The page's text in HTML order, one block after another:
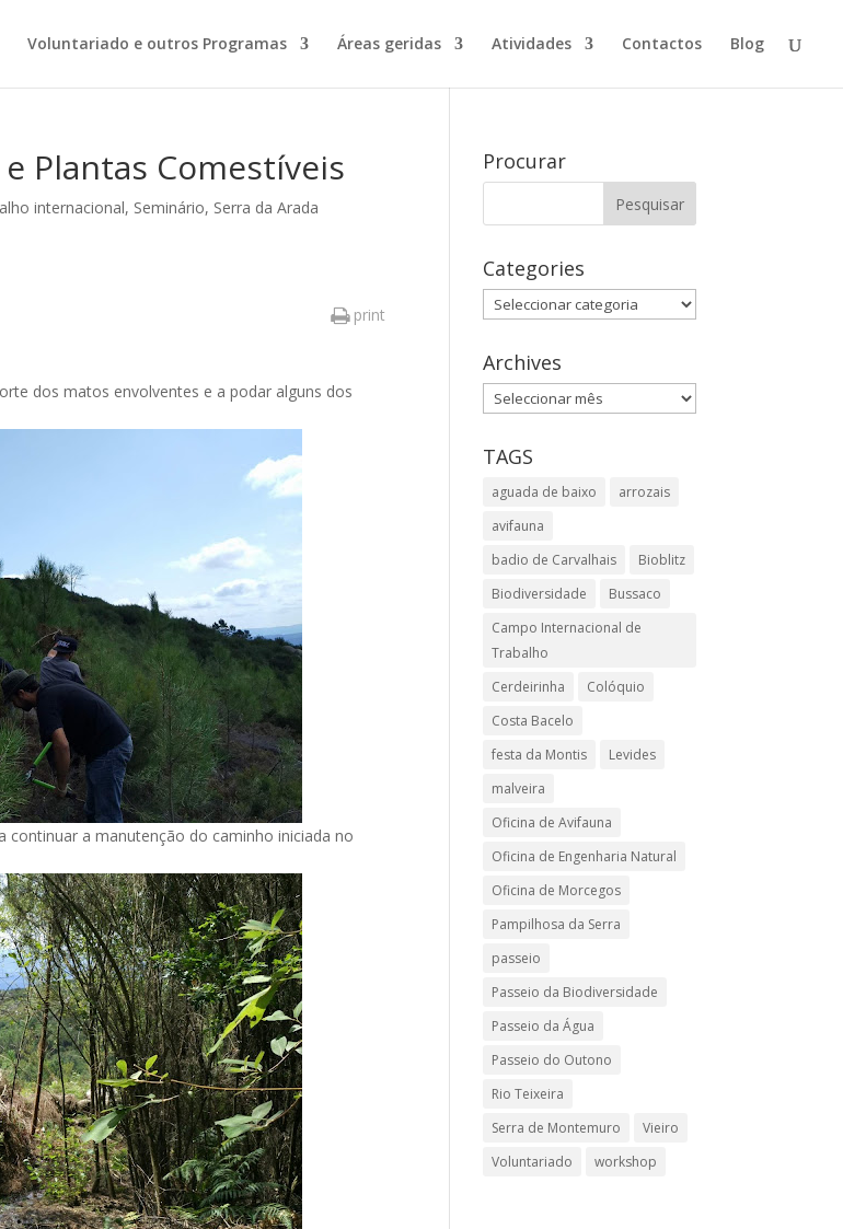
Voluntariado e outros Programas Áreas geridas Atividades Contactos Blog
Plantas Comestíveis
internacional, Seminário, Serra da Arada
print
dos matos envolventes e a podar alguns dos
continuar a manutenção do caminho iniciada no
Procurar
Categories
Categories
Archives
Archives
TAGS
aguada de baixo
arrozais
avifauna
badio de Carvalhais
Bioblitz
Biodiversidade
Bussaco
Campo Internacional de
Trabalho
Cerdeirinha
Colóquio
Costa Bacelo
festa da Montis
Levides
malveira
Oficina de Avifauna
Oficina de Engenharia Natural
Oficina de Morcegos
Pampilhosa da Serra
passeio
Passeio da Biodiversidade
Passeio da Água
Passeio do Outono
Rio Teixeira
Serra de Montemuro
Vieiro
Voluntariado
workshop